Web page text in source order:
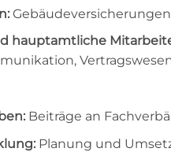
hauptamtliche
Beiträge an
Planung und